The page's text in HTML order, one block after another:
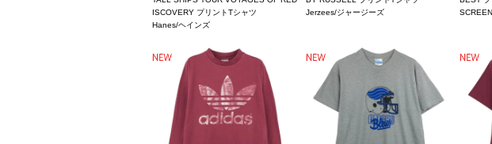
ISCOVERY プリントTシャツ
Hanes/ヘインズ
Jerzees/ジャージーズ